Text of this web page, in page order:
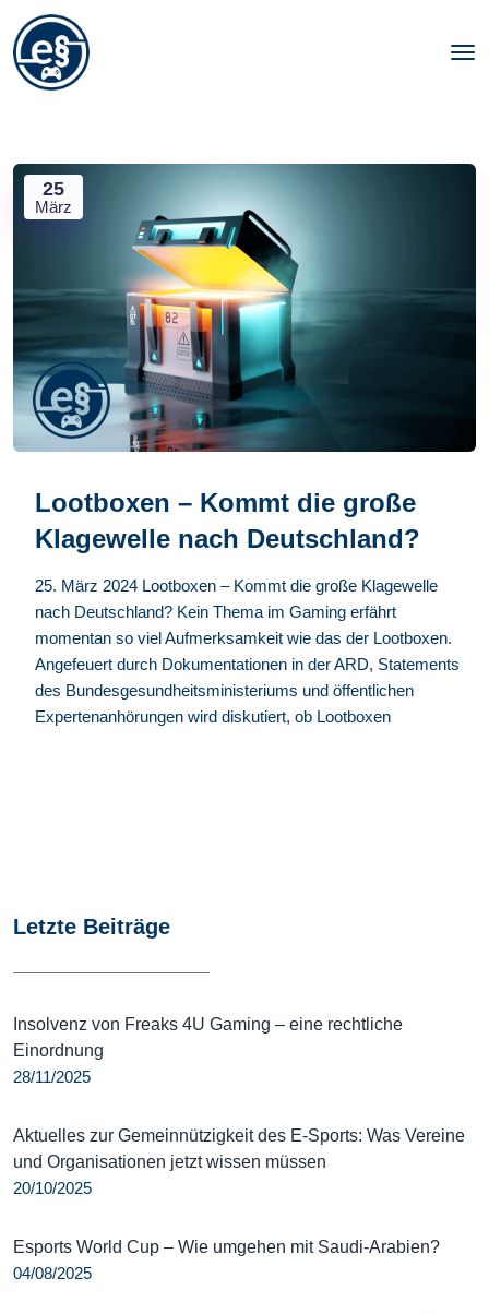
25
März
Lootboxen – Kommt die große
Klagewelle nach Deutschland?
25. März 2024 Lootboxen – Kommt die große Klagewelle
nach Deutschland? Kein Thema im Gaming erfährt
momentan so viel Aufmerksamkeit wie das der Lootboxen.
Angefeuert durch Dokumentationen in der ARD, Statements
des Bundesgesundheitsministeriums und öffentlichen
Expertenanhörungen wird diskutiert, ob Lootboxen
Letzte Beiträge
Insolvenz von Freaks 4U Gaming – eine rechtliche
Einordnung
28/11/2025
Aktuelles zur Gemeinnützigkeit des E-Sports: Was Vereine
und Organisationen jetzt wissen müssen
20/10/2025
Esports World Cup – Wie umgehen mit Saudi-Arabien?
04/08/2025